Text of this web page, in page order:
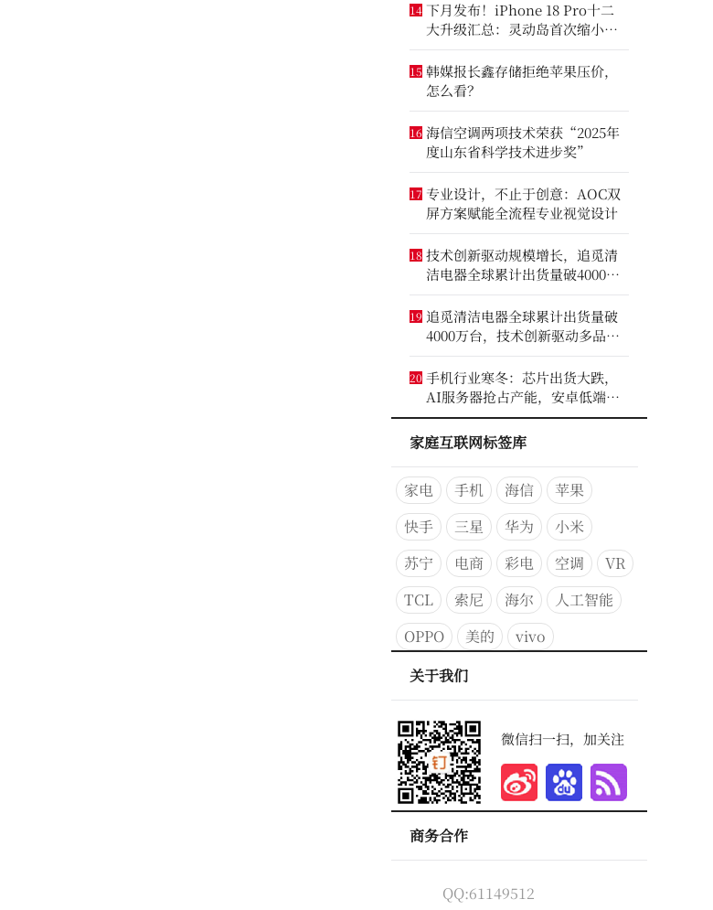
14 下月发布！iPhone 18 Pro十二
大升级汇总：灵动岛首次缩小、
首次2nm芯片
15 韩媒报长鑫存储拒绝苹果压价，
怎么看？
16 海信空调两项技术荣获“2025年
度山东省科学技术进步奖”
17 专业设计，不止于创意：AOC双
屏方案赋能全流程专业视觉设计
18 技术创新驱动规模增长，追觅清
洁电器全球累计出货量破4000万
台
19 追觅清洁电器全球累计出货量破
4000万台，技术创新驱动多品类
增长
20 手机行业寒冬：芯片出货大跌，
AI服务器抢占产能，安卓低端压
力最大
家庭互联网标签库
家电 手机 海信
苹果
快手
三星 华为
小米
苏宁
电商 彩电 空调
VR
TCL
索尼 海尔
人工智能
OPPO
美的
vivo
关于我们
微信扫一扫，加关注
商务合作
QQ:61149512